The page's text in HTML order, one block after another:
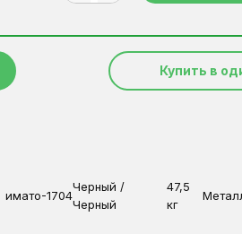
Купить в
имато-1704
Черный /
Черный
47,5
кг